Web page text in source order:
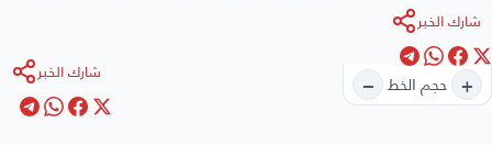
شارك الخبر
+ حجم الخط − شارك الخبر